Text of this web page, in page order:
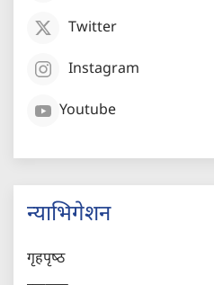
Twitter
Instagram
Youtube
न्याभिगेशन
गृहपृष्‍ठ